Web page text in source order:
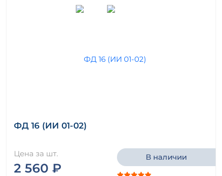
ФД 16 (ИИ 01-02)
Цена за шт.
2 560 ₽
В наличии